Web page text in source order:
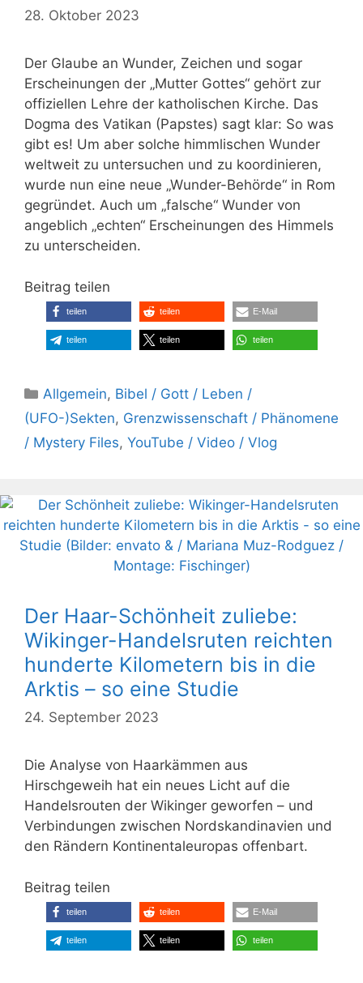
28. Oktober 2023
Der Glaube an Wunder, Zeichen und sogar
Erscheinungen der „Mutter Gottes“ gehört zur
offiziellen Lehre der katholischen Kirche. Das
Dogma des Vatikan (Papstes) sagt klar: So was
gibt es! Um aber solche himmlischen Wunder
weltweit zu untersuchen und zu koordinieren,
wurde nun eine neue „Wunder-Behörde“ in Rom
gegründet. Auch um „falsche“ Wunder von
angeblich „echten“ Erscheinungen des Himmels
zu unterscheiden.
Beitrag teilen
teilen teilen E-Mail
teilen teilen teilen
Kategorien
Allgemein, Bibel / Gott / Leben /
(UFO-)Sekten, Grenzwissenschaft / Phänomene
/ Mystery Files, YouTube / Video / Vlog
Der Haar-Schönheit zuliebe:
Wikinger-Handelsruten reichten
hunderte Kilometern bis in die
Arktis – so eine Studie
24. September 2023
Die Analyse von Haarkämmen aus
Hirschgeweih hat ein neues Licht auf die
Handelsrouten der Wikinger geworfen – und
Verbindungen zwischen Nordskandinavien und
den Rändern Kontinentaleuropas offenbart.
Beitrag teilen
teilen teilen E-Mail
teilen teilen teilen